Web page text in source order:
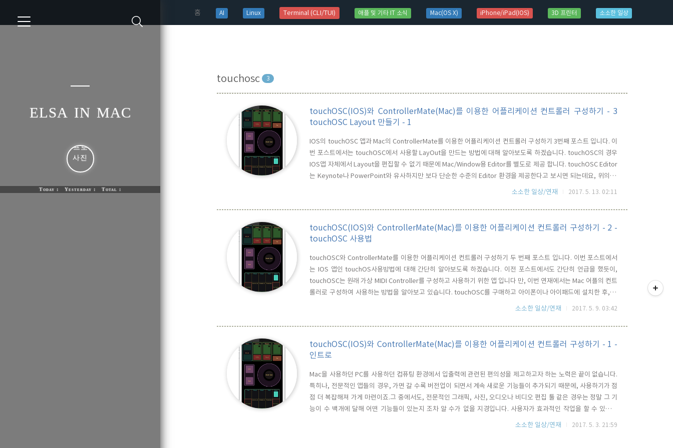
홈(current)
AI Linux Terminal (CLI/TUI) 애플 및 기타 IT 소식 Mac(OS X) iPhone/iPad(IOS) 3D 프린터 소소한 일상
elsa in mac
Today : Yesterday : Total :
touchosc 3
touchOSC(IOS)와 ControllerMate(Mac)를 이용한 어플리케이션 컨트롤러 구성하기 - 3
touchOSC Layout 만들기 - 1
IOS의 touchOSC 앱과 Mac의 ControllerMate를 이용한 어플리케이션 컨트롤러 구성하기 3번째 포스트 입니다. 이
번 포스트에서는 touchOSC에서 사용할 LayOut을 만드는 방법에 대해 알아보도록 하겠습니다. touchOSC의 경우
IOS앱 자체에서 Layout을 편집할 수 없기 때문에 Mac/Window용 Editor를 별도로 제공 합니다. touchOSC Editor
는 Keynote나 PowerPoint와 유사하지만 보다 단순한 수준의 Editor 환경을 제공한다고 보시면 되는데요, 위의 스
샷이 기본 화면 입니다. 1번에서 Layout의 크기를 선택할 수 있는데, 보시는 바와 같이 일반적인 IOS기기들의 크기를
소소한 일상/연재 2017. 5. 13. 02:11
touchOSC(IOS)와 ControllerMate(Mac)를 이용한 어플리케이션 컨트롤러 구성하기 - 2 -
touchOSC 사용법
touchOSC와 ControllerMate를 이용한 어플리케이션 컨트롤러 구성하기 두 번째 포스트 입니다. 이번 포스트에서
는 IOS 앱인 touchOS사용방법에 대해 간단히 알아보도록 하겠습니다. 이전 포스트에서도 간단히 언급을 했듯이,
touchOSC는 원래 가상 MIDI Controller를 구성하고 사용하기 위한 앱 입니다 만, 이번 연재에서는 Mac 어플의 컨트
롤러로 구성하여 사용하는 방법을 알아보고 있습니다. touchOSC를 구매하고 아이폰이나 아이패드에 설치한 후, 실
행을 시켜 보면, 아래와 같은 첫 화면을 만날 수 있습니다. CONNECTIONS는 touchOSC 앱이 Mac / PC와 어떤 방법
소소한 일상/연재 2017. 5. 9. 03:42
touchOSC(IOS)와 ControllerMate(Mac)를 이용한 어플리케이션 컨트롤러 구성하기 - 1 -
인트로
Mac을 사용하던 PC를 사용하던 컴퓨팅 환경에서 입출력에 관련된 편의성을 제고하고자 하는 노력은 끝이 없습니다.
특히나, 전문적인 앱들의 경우, 가면 갈 수록 버전업이 되면서 계속 새로운 기능들이 추가되기 때문에, 사용하기가 점
점 더 복잡해져 가게 마련이죠.그 중에서도, 전문적인 그래픽, 사진, 오디오나 비디오 편집 툴 같은 경우는 정말 그 기
능이 수 백개에 달해 어떤 기능들이 있는지 조차 알 수가 없을 지경입니다. 사용자가 효과적인 작업을 할 수 있도록
UI/UX 구현에 개발 사에서 나름 심혈을 기울이기는 하지만, 너무 방대한 기능들 때문에 사용자들은 늘 어느정도 한계
소소한 일상/연재 2017. 5. 3. 21:59
티스토리툴바